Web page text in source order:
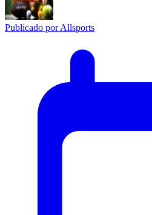
Publicado porAllsports